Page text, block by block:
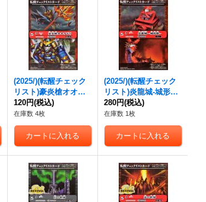
(2025/)(転醒チェック
リスト)豪炎槍オオチ
ドリ/豪炎武者センヨ
ク【-】{BS73-061a/B
S73-061b}《赤》
120円(税込)
在庫数 4枚
(2025/)(転醒チェック
リスト)炎龍城-城形
態-/炎龍城-龍形態-
【-】{BS73-063a/BS7
3-063b}《赤》
280円(税込)
在庫数 1枚